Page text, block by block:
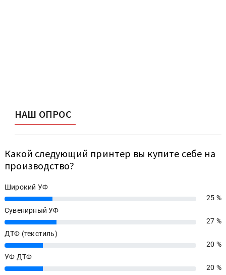
НАШ ОПРОС
Какой следующий принтер вы купите себе на
производство?
Широкий УФ
25%
25 %
Сувенирный УФ
27%
27 %
ДТФ (текстиль)
20%
20 %
УФ ДТФ
20%
20 %